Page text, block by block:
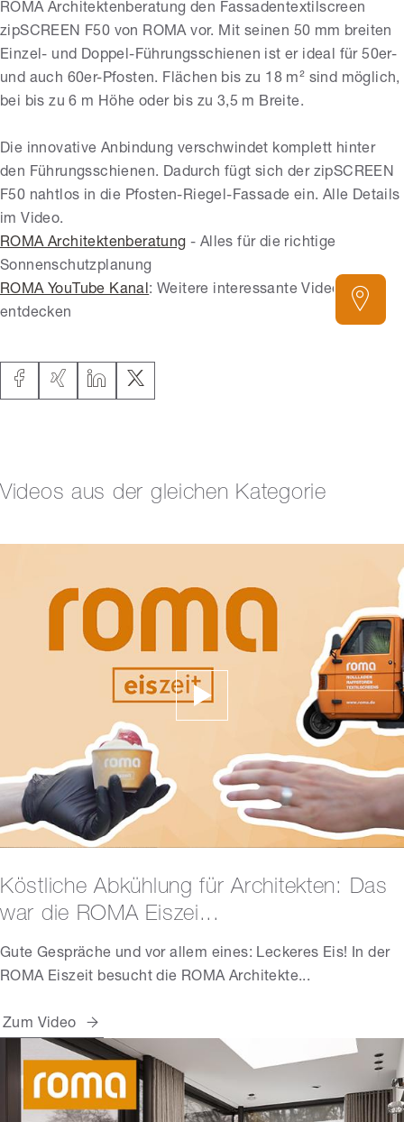
ROMA Architektenberatung den Fassadentextilscreen
zipSCREEN F50 von ROMA vor. Mit seinen 50 mm breiten
Einzel- und Doppel-Führungsschienen ist er ideal für 50er-
und auch 60er-Pfosten. Flächen bis zu 18 m² sind möglich,
bei bis zu 6 m Höhe oder bis zu 3,5 m Breite.
Die innovative Anbindung verschwindet komplett hinter
den Führungsschienen. Dadurch fügt sich der zipSCREEN
F50 nahtlos in die Pfosten-Riegel-Fassade ein. Alle Details
im Video.
ROMA Architektenberatung - Alles für die richtige
Sonnenschutzplanung
ROMA YouTube Kanal: Weitere interessante Videos
entdecken
Videos aus der gleichen Kategorie
Köstliche Abkühlung für Architekten: Das
war die ROMA Eiszei...
Gute Gespräche und vor allem eines: Leckeres Eis! In der
ROMA Eiszeit besucht die ROMA Architekte...
Zum Video